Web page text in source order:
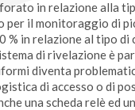
in relazione alla
il monitoraggio di
in relazione al tipo di
di rivelazione è
diventa
di accesso o di
una scheda relè ed